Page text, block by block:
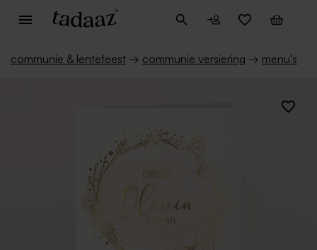
communie & lentefeest → communie versiering → menu's